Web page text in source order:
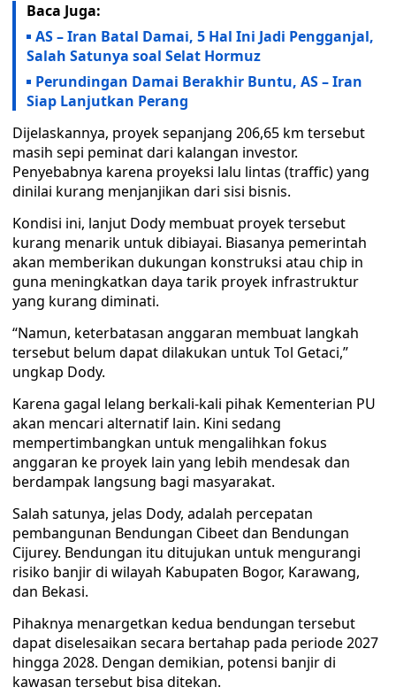
Baca Juga:
AS – Iran Batal Damai, 5 Hal Ini Jadi Pengganjal,
Salah Satunya soal Selat Hormuz
Perundingan Damai Berakhir Buntu, AS – Iran
Siap Lanjutkan Perang
Dijelaskannya, proyek sepanjang 206,65 km tersebut
masih sepi peminat dari kalangan investor.
Penyebabnya karena proyeksi lalu lintas (traffic) yang
dinilai kurang menjanjikan dari sisi bisnis.
Kondisi ini, lanjut Dody membuat proyek tersebut
kurang menarik untuk dibiayai. Biasanya pemerintah
akan memberikan dukungan konstruksi atau chip in
guna meningkatkan daya tarik proyek infrastruktur
yang kurang diminati.
“Namun, keterbatasan anggaran membuat langkah
tersebut belum dapat dilakukan untuk Tol Getaci,”
ungkap Dody.
Karena gagal lelang berkali-kali pihak Kementerian PU
akan mencari alternatif lain. Kini sedang
mempertimbangkan untuk mengalihkan fokus
anggaran ke proyek lain yang lebih mendesak dan
berdampak langsung bagi masyarakat.
Salah satunya, jelas Dody, adalah percepatan
pembangunan Bendungan Cibeet dan Bendungan
Cijurey. Bendungan itu ditujukan untuk mengurangi
risiko banjir di wilayah Kabupaten Bogor, Karawang,
dan Bekasi.
Pihaknya menargetkan kedua bendungan tersebut
dapat diselesaikan secara bertahap pada periode 2027
hingga 2028. Dengan demikian, potensi banjir di
kawasan tersebut bisa ditekan.